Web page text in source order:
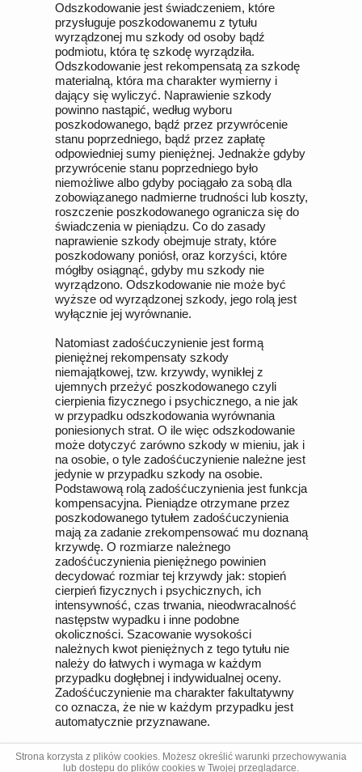
Odszkodowanie jest świadczeniem, które
przysługuje poszkodowanemu z tytułu
wyrządzonej mu szkody od osoby bądź
podmiotu, która tę szkodę wyrządziła.
Odszkodowanie jest rekompensatą za szkodę
materialną, która ma charakter wymierny i
dający się wyliczyć. Naprawienie szkody
powinno nastąpić, według wyboru
poszkodowanego, bądź przez przywrócenie
stanu poprzedniego, bądź przez zapłatę
odpowiedniej sumy pieniężnej. Jednakże gdyby
przywrócenie stanu poprzedniego było
niemożliwe albo gdyby pociągało za sobą dla
zobowiązanego nadmierne trudności lub koszty,
roszczenie poszkodowanego ogranicza się do
świadczenia w pieniądzu. Co do zasady
naprawienie szkody obejmuje straty, które
poszkodowany poniósł, oraz korzyści, które
mógłby osiągnąć, gdyby mu szkody nie
wyrządzono. Odszkodowanie nie może być
wyższe od wyrządzonej szkody, jego rolą jest
wyłącznie jej wyrównanie.
Natomiast zadośćuczynienie jest formą
pieniężnej rekompensaty szkody
niemajątkowej, tzw. krzywdy, wynikłej z
ujemnych przeżyć poszkodowanego czyli
cierpienia fizycznego i psychicznego, a nie jak
w przypadku odszkodowania wyrównania
poniesionych strat. O ile więc odszkodowanie
może dotyczyć zarówno szkody w mieniu, jak i
na osobie, o tyle zadośćuczynienie należne jest
jedynie w przypadku szkody na osobie.
Podstawową rolą zadośćuczynienia jest funkcja
kompensacyjna. Pieniądze otrzymane przez
poszkodowanego tytułem zadośćuczynienia
mają za zadanie zrekompensować mu doznaną
krzywdę. O rozmiarze należnego
zadośćuczynienia pieniężnego powinien
decydować rozmiar tej krzywdy jak: stopień
cierpień fizycznych i psychicznych, ich
intensywność, czas trwania, nieodwracalność
następstw wypadku i inne podobne
okoliczności. Szacowanie wysokości
należnych kwot pieniężnych z tego tytułu nie
należy do łatwych i wymaga w każdym
przypadku dogłębnej i indywidualnej oceny.
Zadośćuczynienie ma charakter fakultatywny
co oznacza, że nie w każdym przypadku jest
automatycznie przyznawane.
Strona korzysta z plików cookies. Możesz określić warunki przechowywania
lub dostępu do plików cookies w Twojej przeglądarce.